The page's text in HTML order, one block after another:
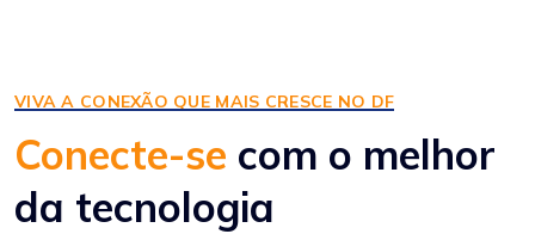
VIVA A CONEXÃO QUE MAIS CRESCE NO DF
Conecte-se com o melhor
da tecnologia